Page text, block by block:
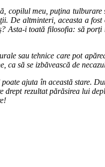
copilul meu, puţina
De altminteri, aceasta a
i toată filosofia: să
sau tehnice care pot
să se izbăvească de
ajuta în această stare.
rezultat părăsirea lui